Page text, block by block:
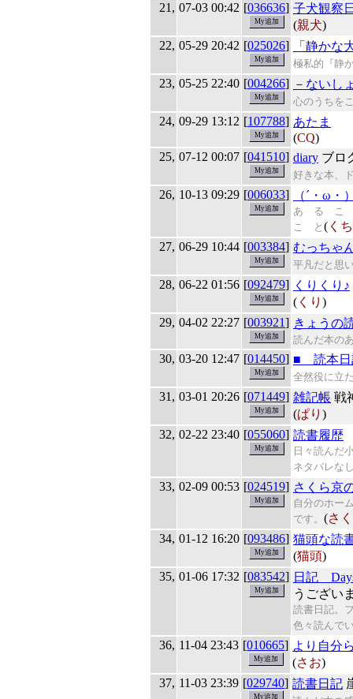
21, 07-03 00:42 [036636] 子犬観察
(親犬)
22, 05-29 20:42 [025026] 「静かな
極私的『静
23, 05-25 22:40 [004266] －ないし
心のうちを
24, 09-29 13:12 [107788] あたま
(CQ)
25, 07-12 00:07 [041510] diary ブロ
好きな本、
26, 10-13 09:29 [006033] （´・ω・
あ る
こ と ( く
27, 06-29 10:44 [003384] むっちゃ
平凡だと思
28, 06-22 01:56 [092479] くりくり♪
( くり )
29, 04-02 22:27 [003921] きょうの
読んだ本の
30, 03-20 12:47 [014450] ■ 読本
全然役に立
31, 03-01 20:26 [071449] 雑記帳 戦
(ぱり )
32, 02-22 23:40 [055060] 読書履歴
日々読んだ
ネタバレな
33, 02-09 00:53 [024519] さくら京
自分のホー
です。 (さ
34, 01-12 16:20 [093486] 猫頭な読
(猫頭)
35, 01-06 17:32 [083542] 日記
うござい
読書日記。
色々読んで
36, 11-04 23:43 [010665] より自分
(さお)
37, 11-03 23:39 [029740] 読書日記